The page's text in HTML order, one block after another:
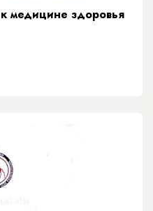
медицине здоровья